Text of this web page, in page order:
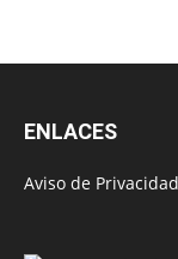
ENLACES
Aviso de Privacidad